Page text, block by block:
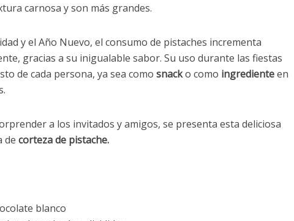
carnosa y son más grandes.
y el Año Nuevo, el consumo de pistaches incrementa
gracias a su inigualable sabor. Su uso durante las fiestas
de cada persona, ya sea como snacko como ingredienteen
a los invitados y amigos, se presenta esta deliciosa
de corteza de pistache.
blanco